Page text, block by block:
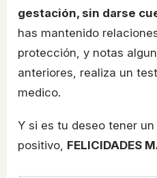
gestación, sin darse
has mantenido
protección, y notas
anteriores, realiza un
medico.
Y si es tu deseo tener
positivo, FELICIDADES